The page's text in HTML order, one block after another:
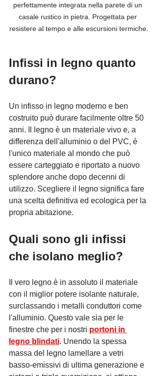
perfettamente integrata nella parete di un
casale rustico in pietra. Progettata per
resistere al tempo e alle escursioni termiche.
Infissi in legno quanto
durano?
Un infisso in legno moderno e ben
costruito può durare facilmente oltre 50
anni. Il legno è un materiale vivo e, a
differenza dell'alluminio o del PVC, è
l'unico materiale al mondo che può
essere carteggiato e riportato a nuovo
splendore anche dopo decenni di
utilizzo. Scegliere il legno significa fare
una scelta definitiva ed ecologica per la
propria abitazione.
Quali sono gli infissi
che isolano meglio?
Il vero legno è in assoluto il materiale
con il miglior potere isolante naturale,
surclassando i metalli conduttori come
l'alluminio. Questo vale sia per le
finestre che per i nostri portoni in
legno blindati. Unendo la spessa
massa del legno lamellare a vetri
basso-emissivi di ultima generazione e